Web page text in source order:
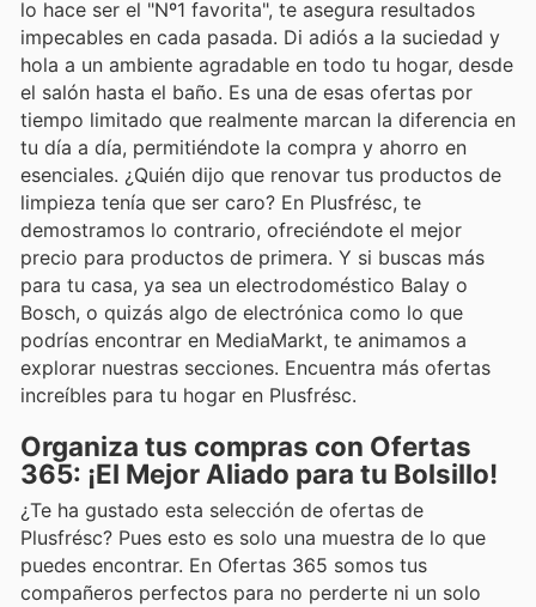
lo hace ser el "Nº1 favorita", te asegura resultados
impecables en cada pasada. Di adiós a la suciedad y
hola a un ambiente agradable en todo tu hogar, desde
el salón hasta el baño. Es una de esas ofertas por
tiempo limitado que realmente marcan la diferencia en
tu día a día, permitiéndote la compra y ahorro en
esenciales. ¿Quién dijo que renovar tus productos de
limpieza tenía que ser caro? En Plusfrésc, te
demostramos lo contrario, ofreciéndote el mejor
precio para productos de primera. Y si buscas más
para tu casa, ya sea un electrodoméstico Balay o
Bosch, o quizás algo de electrónica como lo que
podrías encontrar en MediaMarkt, te animamos a
explorar nuestras secciones. Encuentra más ofertas
increíbles para tu hogar en Plusfrésc.
Organiza tus compras con Ofertas
365: ¡El Mejor Aliado para tu Bolsillo!
¿Te ha gustado esta selección de ofertas de
Plusfrésc? Pues esto es solo una muestra de lo que
puedes encontrar. En Ofertas 365 somos tus
compañeros perfectos para no perderte ni un solo